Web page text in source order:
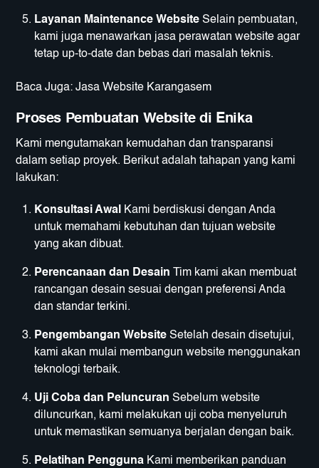
Layanan Maintenance Website Selain pembuatan,
kami juga menawarkan jasa perawatan website agar
tetap up-to-date dan bebas dari masalah teknis.
Baca Juga:Jasa Website Karangasem
Proses Pembuatan Website di Enika
Kami mengutamakan kemudahan dan transparansi
dalam setiap proyek. Berikut adalah tahapan yang kami
lakukan:
Konsultasi Awal Kami berdiskusi dengan Anda
untuk memahami kebutuhan dan tujuan website
yang akan dibuat.
Perencanaan dan Desain Tim kami akan membuat
rancangan desain sesuai dengan preferensi Anda
dan standar terkini.
Pengembangan Website Setelah desain disetujui,
kami akan mulai membangun website menggunakan
teknologi terbaik.
Uji Coba dan Peluncuran Sebelum website
diluncurkan, kami melakukan uji coba menyeluruh
untuk memastikan semuanya berjalan dengan baik.
Pelatihan Pengguna Kami memberikan panduan